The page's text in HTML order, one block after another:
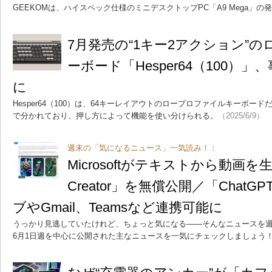
GEEKOMは、ハイスペック仕様のミニデスクトップPC「A9 Mega」の
7月発売の“1キー2アクション”
ーボード「Hesper64（100）」
に
Hesper64（100）は、64キーレイアウトのロープロファイルキーボード
で分かれており、押し方によって機能を使い分けられる。
（2025/6/9）
週末の「気になるニュース」一気読み！：
Microsoftがテキストから動画を
Creator」を無償公開／「
ブやGmail、Teamsなど連携可能に
うっかり見逃していたけれど、ちょっと気になる――そんなニュースを
6月1日週を中心に公開された主なニュースを一気にチェックしましょう